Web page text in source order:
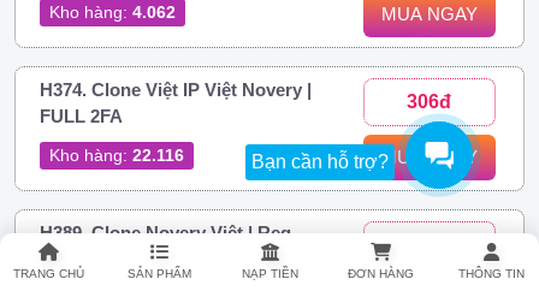
Bạn cần hỗ trợ?
TRANG CHỦ SẢN PHẨM NẠP TIỀN ĐƠN HÀNG THÔNG TIN
Kho hàng: 4.062 MUA NGAY
H374. Clone Việt IP Việt Novery |
FULL 2FA
Kho hàng: 22.116
306đ
MUA NGAY
H389. Clone Novery Việt | Reg
Phone Android